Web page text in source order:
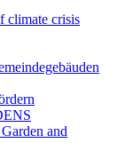
climate crisis
and